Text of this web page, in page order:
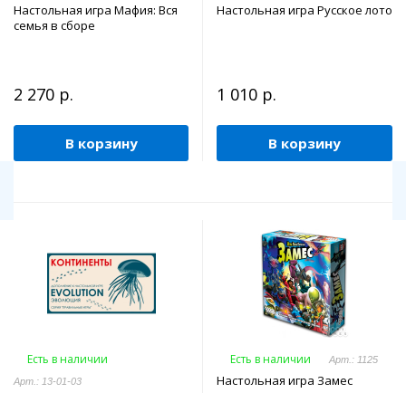
Настольная игра Мафия: Вся
семья в сборе
2 270 р.
В корзину
Настольная игра Русское лото
1 010 р.
В корзину
Есть в наличии
Арт.: 13-01-03
Есть в наличии Арт.: 1125
Настольная игра Замес